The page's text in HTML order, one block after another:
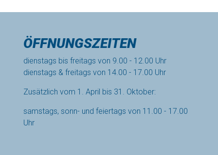
ÖFFNUNGSZEITEN
dienstags bis freitags von 9.00 - 12.00 Uhr
dienstags & freitags von 14.00 - 17.00 Uhr
Zusätzlich vom 1. April bis 31. Oktober:
samstags, sonn- und feiertags von 11.00 - 17.00
Uhr